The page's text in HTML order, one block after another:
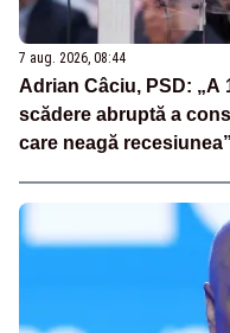
7 aug. 2026, 08:44
Adrian Câciu, PSD: „A
scădere abruptă a
care neagă recesiunea”